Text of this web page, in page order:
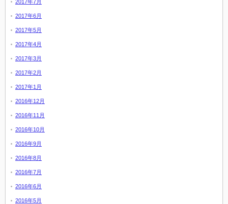
2017年7月
2017年6月
2017年5月
2017年4月
2017年3月
2017年2月
2017年1月
2016年12月
2016年11月
2016年10月
2016年9月
2016年8月
2016年7月
2016年6月
2016年5月